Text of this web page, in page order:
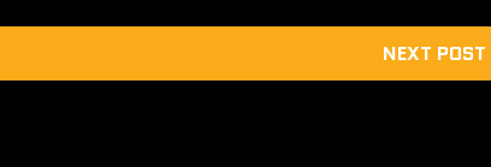
NEXT POST